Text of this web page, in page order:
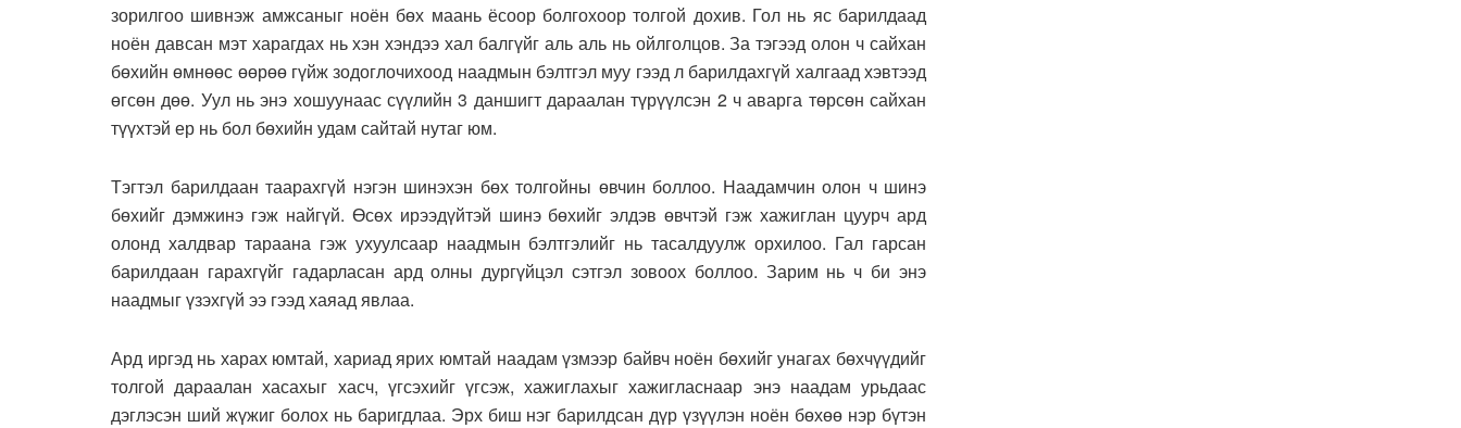
зорилгоо шивнэж амжсаныг ноён бөх маань ёсоор болгохоор толгой дохив. Гол нь яс барилдаад
ноён давсан мэт харагдах нь хэн хэндээ хал балгүйг аль аль нь ойлголцов. За тэгээд олон ч сайхан
бөхийн өмнөөс өөрөө гүйж зодоглочихоод наадмын бэлтгэл муу гээд л барилдахгүй халгаад хэвтээд
өгсөн дөө. Уул нь энэ хошуунаас сүүлийн 3 даншигт дараалан түрүүлсэн 2 ч аварга төрсөн сайхан
түүхтэй ер нь бол бөхийн удам сайтай нутаг юм.
Тэгтэл барилдаан таарахгүй нэгэн шинэхэн бөх толгойны өвчин боллоо. Наадамчин олон ч шинэ
бөхийг дэмжинэ гэж найгүй. Өсөх ирээдүйтэй шинэ бөхийг элдэв өвчтэй гэж хажиглан цуурч ард
олонд халдвар тараана гэж ухуулсаар наадмын бэлтгэлийг нь тасалдуулж орхилоо. Гал гарсан
барилдаан гарахгүйг гадарласан ард олны дургүйцэл сэтгэл зовоох боллоо. Зарим нь ч би энэ
наадмыг үзэхгүй ээ гээд хаяад явлаа.
Ард иргэд нь харах юмтай, хариад ярих юмтай наадам үзмээр байвч ноён бөхийг унагах бөхчүүдийг
толгой дараалан хасахыг хасч, үгсэхийг үгсэж, хажиглахыг хажигласнаар энэ наадам урьдаас
дэглэсэн ший жүжиг болох нь баригдлаа. Эрх биш нэг барилдсан дүр үзүүлэн ноён бөхөө нэр бүтэн